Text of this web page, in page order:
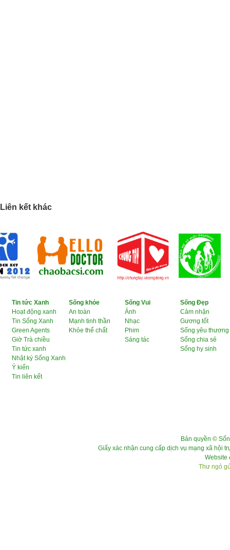
Liên kết khác
Tin tức Xanh
Hoạt động xanh
Tin Sống Xanh
Green Agents
Giờ Trà chiều
Tin tức xanh
Nhật ký Sống Xanh
Ý kiến
Tin liên kết
Sống khỏe
An toàn
Mạnh tinh thần
Khỏe thể chất
Sống Vui
Ảnh
Nhạc
Phim
Sáng tác
Sống Đẹp
Cảm nhận
Gương tốt
Sống yêu thương
Sống chia sẻ
Sống hy sinh
Bản quyền ©
Giấy xác nhận cung cấp dịch vụ mạng xã hội
Website
Thư ngỏ